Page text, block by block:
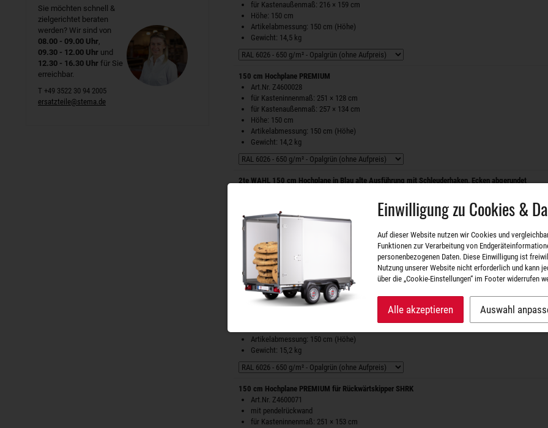
für Kastenaußenmaß: 216 × 159 cm
Höhe: 150 cm
Artikelabmessung: 150 cm (Höhe)
Gewicht: 14,5 kg
150 cm Hochplane PREMIUM
Art.Nr. Z4600028
für Kasteninnenmaß: 251 × 128 cm
für Kastenaußenmaß: 257 × 134 cm
Höhe: 150 cm
Artikelabmessung: 150 cm (Höhe)
Gewicht: 14,2 kg
2te WAHL 150 cm Hochplane in Blau alte Ausführung mit Schleuderhaken, Ecken abgerundet
Retourenartikel, kann Knick- und Faltstellen aufweisen
für Kasteninnenmaß: 251 × 128 cm
für Kastenaußenmaß: 257 × 134 cm
Gewicht: 12 kg
nur noch
Stück verfügbar
150 cm Hochplane PREMIUM
Art.Nr. Z4600029
für Kasteninnenmaß: 251 × 153 cm
Artikelabmessung: 150 cm (Höhe)
Gewicht: 15,2 kg
150 cm Hochplane PREMIUM für Rückwärtskipper SHRK
Art.Nr. Z4600071
mit pendelrückwand
für Kasteninnenmaß: 251 × 153 cm
Sie möchten schnell &
zielgerichtet beraten
werden? Wir sind von
08.00 - 09.00 Uhr,
09.30 - 12.00 Uhr und
12.30 - 16.30 Uhr für Sie
erreichbar.
T +49 3522 30 94 2005
ersatzteile@stema.de
Einwilligung zu Cookies &
Auf dieser Website nutzen wir Cookies und
Funktionen zur Verarbeitung von
personenbezogenen Daten. Diese Einwilligung ist
Nutzung unserer Website nicht erforderlich und kann
über die „Cookie-Einstellungen“ im Footer widerrufen
Alle akzeptieren Auswahl